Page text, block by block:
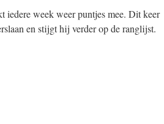
iedere week weer puntjes mee. Dit keer
en stijgt hij verder op de ranglijst.